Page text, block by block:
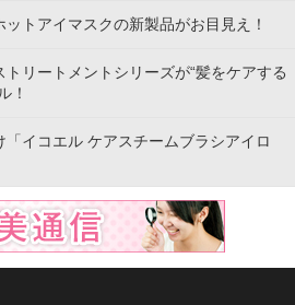
トアイマスクの新製品がお目見え！
トリートメントシリーズが“髪をケアする
！
イコエル ケアスチームブラシアイロ